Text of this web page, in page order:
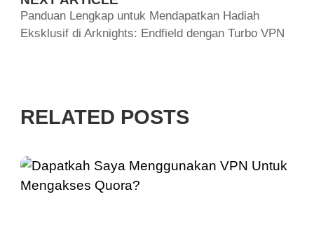
Panduan Lengkap untuk Mendapatkan Hadiah
Eksklusif di Arknights: Endfield dengan Turbo VPN
RELATED POSTS